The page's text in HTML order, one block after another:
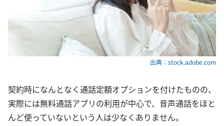
出典：stock.adobe.com
契約時になんとなく通話定額オプションを付けたものの、
実際には無料通話アプリの利用が中心で、音声通話をほと
んど使っていないという人は少なくありません。